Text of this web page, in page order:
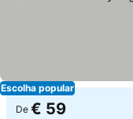
Escolha popular
De € 59